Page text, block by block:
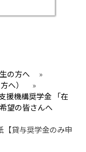
の方へ
»
へ）
»
援機構奨学金 「在
望の皆さんへ
【貸与奨学金のみ申